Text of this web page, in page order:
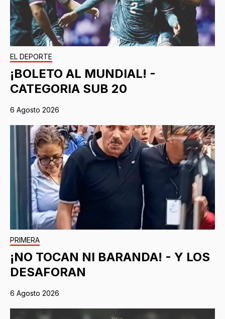
EL DEPORTE
¡BOLETO AL MUNDIAL! -
CATEGORIA SUB 20
6 Agosto 2026
PRIMERA
¡NO TOCAN NI BARANDA! - Y LOS
DESAFORAN
6 Agosto 2026